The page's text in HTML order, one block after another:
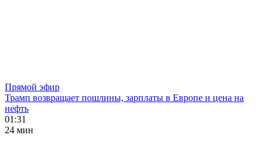
Прямой эфир
Трамп возвращает пошлины, зарплаты в Европе и цена на
нефть
01:31
24 мин